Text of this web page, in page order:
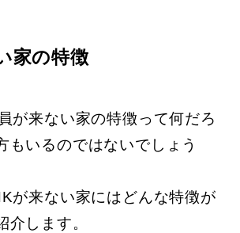
家の特徴
が来ない家の特徴って何だろ
もいるのではないでしょう
が来ない家にはどんな特徴が
介します。